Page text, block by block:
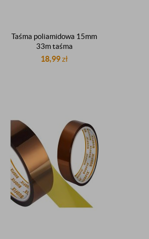
Taśma poliamidowa 15mm
33m taśma
wysokotemperaturowa
18,99zł